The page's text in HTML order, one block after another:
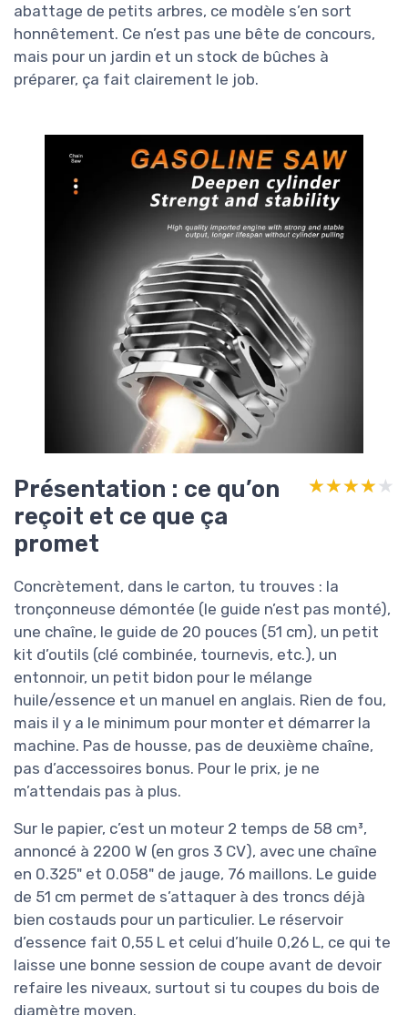
abattage de petits arbres, ce modèle s’en sort
honnêtement. Ce n’est pas une bête de concours,
mais pour un jardin et un stock de bûches à
préparer, ça fait clairement le job.
Présentation : ce qu’on
reçoit et ce que ça
promet
★★★★★
★★★★★
Concrètement, dans le carton, tu trouves : la
tronçonneuse démontée (le guide n’est pas monté),
une chaîne, le guide de 20 pouces (51 cm), un petit
kit d’outils (clé combinée, tournevis, etc.), un
entonnoir, un petit bidon pour le mélange
huile/essence et un manuel en anglais. Rien de fou,
mais il y a le minimum pour monter et démarrer la
machine. Pas de housse, pas de deuxième chaîne,
pas d’accessoires bonus. Pour le prix, je ne
m’attendais pas à plus.
Sur le papier, c’est un moteur 2 temps de 58 cm³,
annoncé à 2200 W (en gros 3 CV), avec une chaîne
en 0.325" et 0.058" de jauge, 76 maillons. Le guide
de 51 cm permet de s’attaquer à des troncs déjà
bien costauds pour un particulier. Le réservoir
d’essence fait 0,55 L et celui d’huile 0,26 L, ce qui te
laisse une bonne session de coupe avant de devoir
refaire les niveaux, surtout si tu coupes du bois de
diamètre moyen.